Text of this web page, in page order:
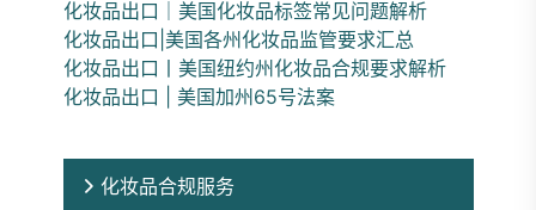
化妆品出口｜美国化妆品标签常见问题解析
化妆品出口|美国各州化妆品监管要求汇总
化妆品出口丨美国纽约州化妆品合规要求解析
化妆品出口 | 美国加州65号法案
化妆品合规服务